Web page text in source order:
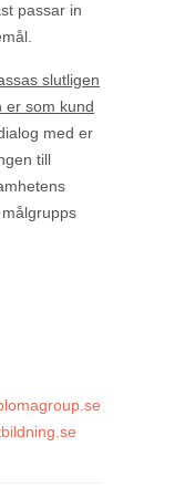
passar in
slutligen
er som kund
dialog med er
till